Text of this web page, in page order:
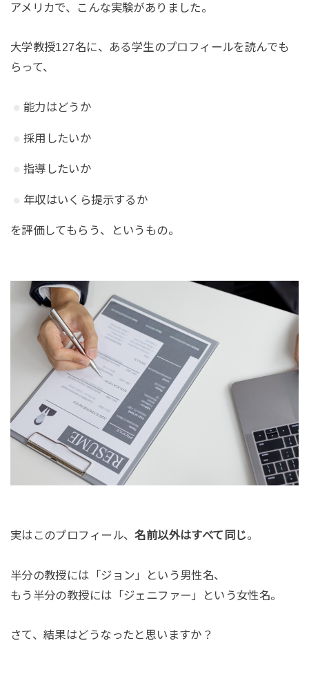
アメリカで、こんな実験がありました。
大学教授127名に、ある学生のプロフィールを読んでも
らって、
能力はどうか
採用したいか
指導したいか
年収はいくら提示するか
を評価してもらう、というもの。
実はこのプロフィール、名前以外はすべて同じ。
半分の教授には「ジョン」という男性名、
もう半分の教授には「ジェニファー」という女性名。
さて、結果はどうなったと思いますか？